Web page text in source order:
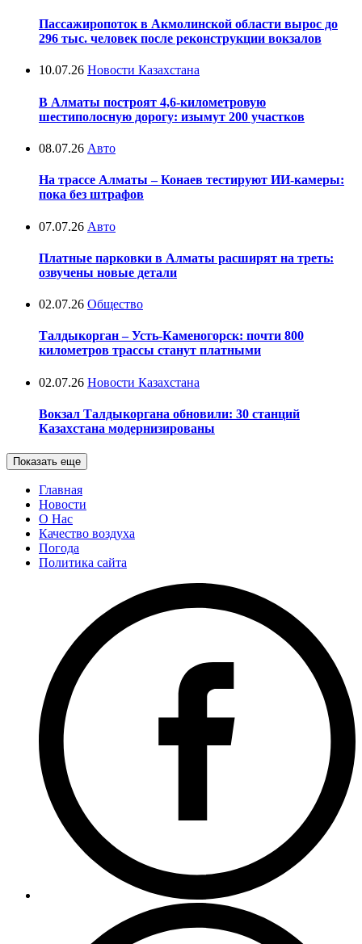
Пассажиропоток в Акмолинской области вырос до
296 тыс. человек после реконструкции вокзалов
10.07.26 Новости Казахстана
В Алматы построят 4,6-километровую
шестиполосную дорогу: изымут 200 участков
08.07.26 Авто
На трассе Алматы – Конаев тестируют ИИ-камеры:
пока без штрафов
07.07.26 Авто
Платные парковки в Алматы расширят на треть:
озвучены новые детали
02.07.26 Общество
Талдыкорган – Усть-Каменогорск: почти 800
километров трассы станут платными
02.07.26 Новости Казахстана
Вокзал Талдыкоргана обновили: 30 станций
Казахстана модернизированы
Показать еще
Главная
Новости
О Нас
Качество воздуха
Погода
Политика сайта